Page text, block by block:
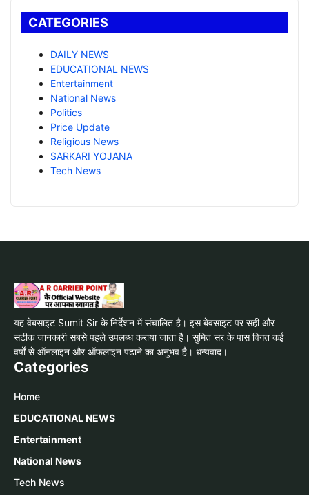
CATEGORIES
DAILY NEWS
EDUCATIONAL NEWS
Entertainment
National News
Politics
Price Update
Religious News
SARKARI YOJANA
Tech News
यह वेबसाइट Sumit Sir के निर्देशन में संचालित है। इस बेवसाइट पर सही और
सटीक जानकारी सबसे पहले उपलब्ध कराया जाता है। सुमित सर के पास विगत कई
वर्षों से ऑनलाइन और ऑफलाइन पढाने का अनुभव है। धन्यवाद।
Categories
Home
EDUCATIONAL NEWS
Entertainment
National News
Tech News